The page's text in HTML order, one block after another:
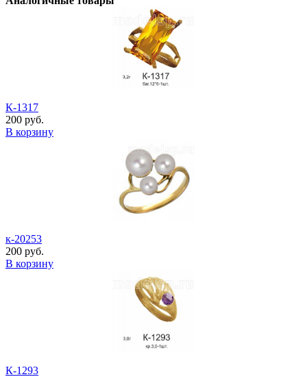
К-1317
200 руб.
В корзину
к-20253
200 руб.
В корзину
К-1293